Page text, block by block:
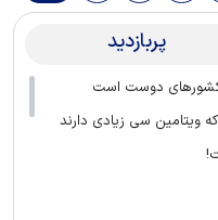
پربازدید
کشور‌های دوست است
ویتامین سی زیادی دارند